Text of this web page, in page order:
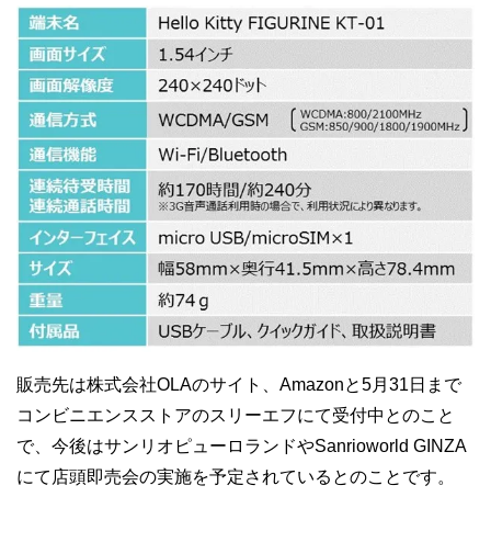
販売先は株式会社OLAのサイト、Amazonと5月31日まで
コンビニエンスストアのスリーエフにて受付中とのこと
で、今後はサンリオピューロランドやSanrioworld GINZA
にて店頭即売会の実施を予定されているとのことです。